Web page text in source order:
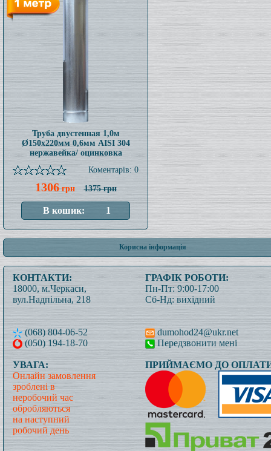
Труба двустенная 1,0м
Ø150x220мм 0,6мм AISI 304
нержавейка/ оцинковка
Коментарів: 0
1306грн 1375 грн
Корисна інформація
КОНТАКТИ:
18000, м.Черкаси,
вул.Надпільна, 218
(068) 804-06-52
(050) 194-18-70
ГРАФІК РОБОТИ:
Пн-Пт: 9:00-17:00
Сб-Нд: вихідний
dumohod24@ukr.net
Передзвонити мені
УВАГА:
Онлайн замовлення
зроблені в
неробочий час
обробляються
на наступний
робочий день
ПРИЙМАЄМО ДО